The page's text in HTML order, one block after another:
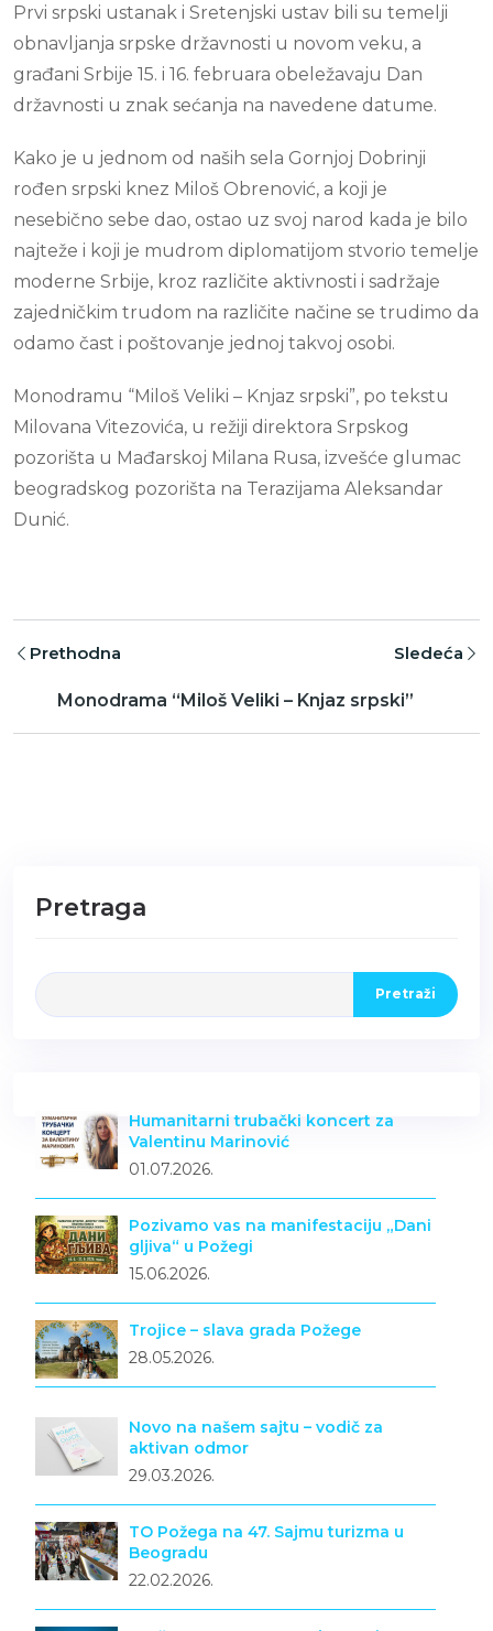
Prvi srpski ustanak i Sretenjski ustav bili su temelji
obnavljanja srpske državnosti u novom veku, a
građani Srbije 15. i 16. februara obeležavaju Dan
državnosti u znak sećanja na navedene datume.
Kako je u jednom od naših sela Gornjoj Dobrinji
rođen srpski knez Miloš Obrenović, a koji je
nesebično sebe dao, ostao uz svoj narod kada je bilo
najteže i koji je mudrom diplomatijom stvorio temelje
moderne Srbije, kroz različite aktivnosti i sadržaje
zajedničkim trudom na različite načine se trudimo da
odamo čast i poštovanje jednoj takvoj osobi.
Monodramu “Miloš Veliki – Knjaz srpski”, po tekstu
Milovana Vitezovića, u režiji direktora Srpskog
pozorišta u Mađarskoj Milana Rusa, izvešće glumac
beogradskog pozorišta na Terazijama Aleksandar
Dunić.
Prethodna
Monodrama “Miloš Veliki – Knjaz srpski”
Sledeća
Pretraga
Pretraži
Humanitarni trubački koncert za
Valentinu Marinović
01.07.2026.
Pozivamo vas na manifestaciju „Dani
gljiva“ u Požegi
15.06.2026.
Trojice – slava grada Požege
28.05.2026.
Novo na našem sajtu – vodič za
aktivan odmor
29.03.2026.
TO Požega na 47. Sajmu turizma u
Beogradu
22.02.2026.